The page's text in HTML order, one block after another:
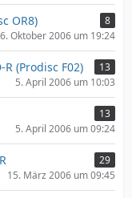
OR8)
8
Oktober 2006 um 19:24
(Prodisc F02)
13
5. April 2006 um 10:03
13
5. April 2006 um 09:24
29
15. März 2006 um 09:45